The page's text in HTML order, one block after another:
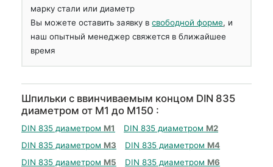
марку стали или диаметр
Вы можете оставить заявку всвободной форме, и
наш опытный менеджер свяжется в ближайшее
время
Шпильки с ввинчиваемым концом DIN 835
диаметром от М1 до М150 :
DIN 835 диаметром М1 DIN 835 диаметром М2
DIN 835 диаметром М3 DIN 835 диаметром М4
DIN 835 диаметром М5 DIN 835 диаметром М6